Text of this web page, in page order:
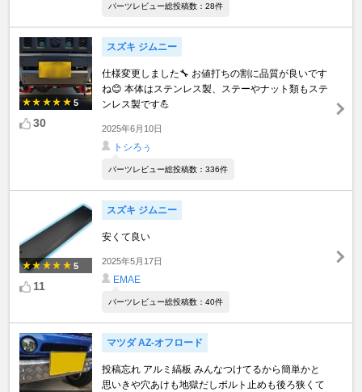
パーツレビュー総投稿数：28件
5
30
スズキ ジムニー
仕様変更しました🔧 お値打ちの割に品質が良いです
ね😊 本体はステンレス製、ステーやナット類もステ
ンレス製です💪
2025年6月10日
トシろぅ
パーツレビュー総投稿数：336件
5
11
スズキ ジムニー
安くて良い
2025年5月17日
EMAE
パーツレビュー総投稿数：40件
マツダ AZ-オフロード
投稿忘れ アルミ縞板 みんなつけてるから簡単かと
思いきや穴あけも地獄だしボルト止めも後ろ狭くて